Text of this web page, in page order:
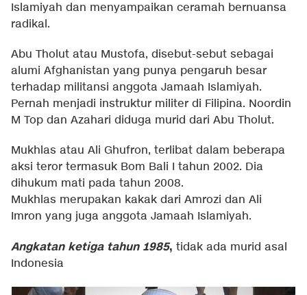
Islamiyah dan menyampaikan ceramah bernuansa
radikal.
Abu Tholut atau Mustofa, disebut-sebut sebagai
alumi Afghanistan yang punya pengaruh besar
terhadap militansi anggota Jamaah Islamiyah.
Pernah menjadi instruktur militer di Filipina. Noordin
M Top dan Azahari diduga murid dari Abu Tholut.
Mukhlas atau Ali Ghufron, terlibat dalam beberapa
aksi teror termasuk Bom Bali I tahun 2002. Dia
dihukum mati pada tahun 2008.
Mukhlas merupakan kakak dari Amrozi dan Ali
Imron yang juga anggota Jamaah Islamiyah.
Angkatan ketiga tahun 1985, tidak ada murid asal
Indonesia